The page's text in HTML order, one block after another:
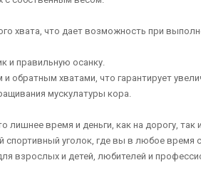
хвата, что дает возможность при
и правильную осанку.
обратным хватами, что гарантирует
мускулатуры кора.
время и деньги, как на дорогу,
уголок, где вы в любое
взрослых и детей, любителей и